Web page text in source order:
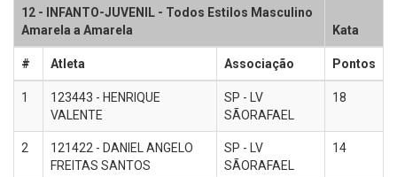
12 - INFANTO-JUVENIL - Todos Estilos Masculino
Amarela a Amarela
Kata
# Atleta Associação Pontos
1
123443 - HENRIQUE
VALENTE
SP - LV
SÃORAFAEL
18
2
121422 - DANIEL ANGELO
FREITAS SANTOS
SP - LV
SÃORAFAEL
14